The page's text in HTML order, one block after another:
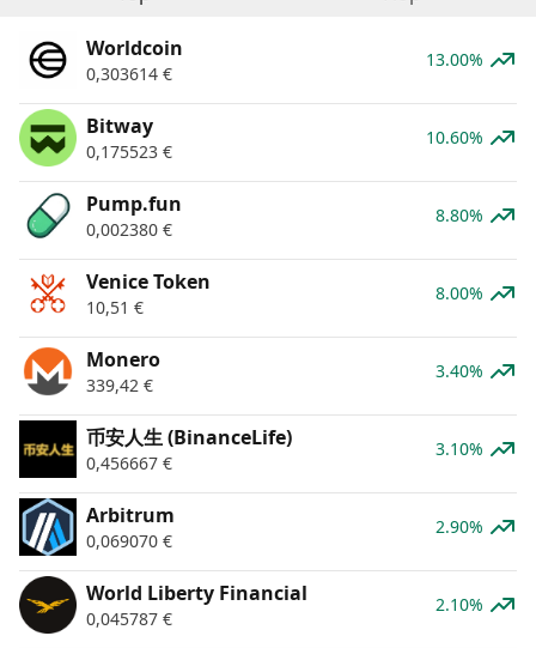
Worldcoin
0,303614 €
13.00%
Bitway
0,175523 €
10.60%
Pump.fun
0,002380 €
8.80%
Venice Token
10,51 €
8.00%
Monero
339,42 €
3.40%
币安人生 (BinanceLife)
0,456667 €
3.10%
Arbitrum
0,069070 €
2.90%
World Liberty Financial
0,045787 €
2.10%